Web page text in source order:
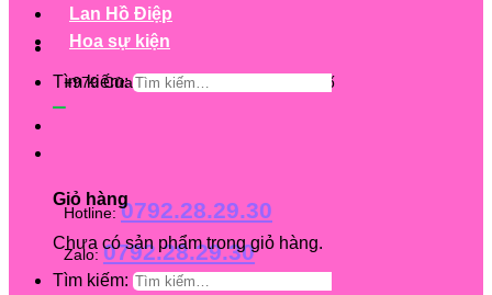
+979 Cửa hàng trên 63 tỉnh/ thành phố
Hotline:0792.28.29.30
Zalo: 0792.28.29.30
Lan Hồ Điệp
Hoa sự kiện
Tìm kiếm:
Giỏ hàng
Chưa có sản phẩm trong giỏ hàng.
Tìm kiếm: